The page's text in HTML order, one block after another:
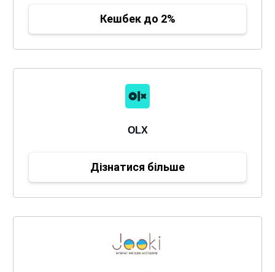
Кешбек до 2%
OLX
Дізнатися більше